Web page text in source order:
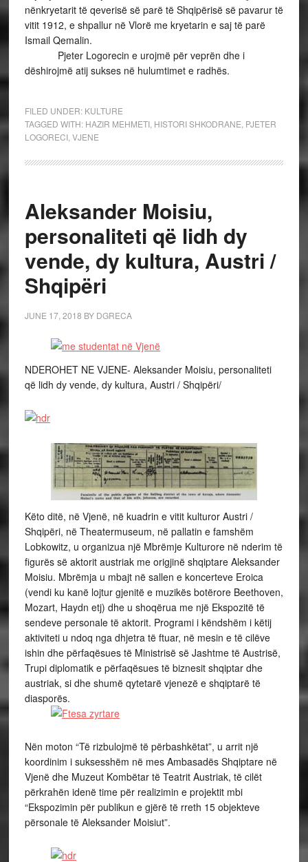
nënkryetarit të qeverisë së parë të Shqipërisë së pavarur të
vitit 1912, e shpallur në Vlorë me kryetarin e saj të parë
Ismail Qemalin.
Pjeter Logorecin e urojmë për veprën dhe i
dëshirojmë atij sukses në hulumtimet e radhës.
FILED UNDER: KULTURE
TAGGED WITH: HAZIR MEHMETI, HISTORI SHKODRANE PJETER
LOGORECI, VJENE
Aleksander Moisiu,
personaliteti që lidh dy
vende, dy kultura, Austri /
Shqipëri
JUNE 17, 2018 BY DGRECA
NDEROHET NE VJENE- Aleksander Moisiu, personaliteti
që lidh dy vende, dy kultura, Austri / Shqipëri/
Këto ditë, në Vjenë, në kuadrin e vitit kulturor Austri /
Shqipëri, në Theatermuseum, në pallatin e famshëm
Lobkowitz, u organizua një Mbrëmje Kulturore në nderim të
figurës së aktorit austriak me origjinë shqiptare Aleksander
Moisiu. Mbrëmja u mbajt në sallen e koncerteve Eroica
(vendi ku kanë lojtur gjenitë e muzikës botërore Beethoven,
Mozart, Haydn etj) dhe u shoqërua me një Ekspozitë të
sendeve personale të aktorit. Programi i këndshëm i këtij
aktiviteti u ndoq nga dhjetra të ftuar, në mesin e të cilëve
ishin dhe përfaqësues të Ministrisë së Jashtme të Austrisë,
Trupi diplomatik e përfaqësues të biznesit shqiptar dhe
austriak, si dhe shumë qytetarë vjenezë e shqiptarë të
diasporës.
Nën moton “Të rizbulojmë të përbashkëtat”, u arrit një
koordinim i suksesshëm në mes Ambasadës Shqiptare në
Vjenë dhe Muzeut Kombëtar të Teatrit Austriak, të cilët
përkrahën idenë time për realizimin e projektit mbi
“Ekspozimin për publikun e gjërë të rreth 15 objekteve
përsonale të Aleksander Moisiut”.